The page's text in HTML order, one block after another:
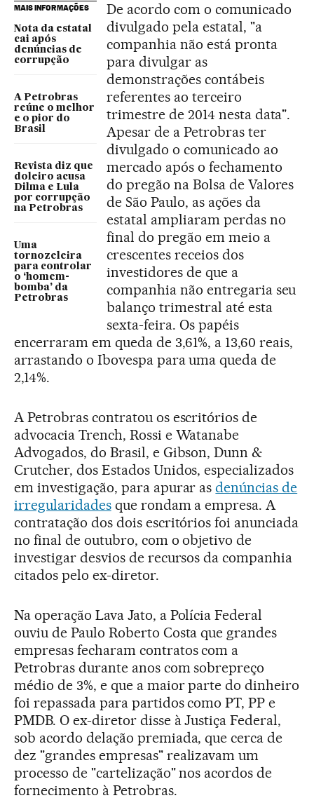
MAIS INFORMAÇÕES
Nota da estatal
cai após
denúncias de
corrupção
A Petrobras
reúne o melhor
e o pior do
Brasil
Revista diz que
doleiro acusa
Dilma e Lula
por corrupção
na Petrobras
Uma
tornozeleira
para controlar
o ‘homem-
bomba’ da
Petrobras
De acordo com o comunicado
divulgado pela estatal, "a
companhia não está pronta
para divulgar as
demonstrações contábeis
referentes ao terceiro
trimestre de 2014 nesta data".
Apesar de a Petrobras ter
divulgado o comunicado ao
mercado após o fechamento
do pregão na Bolsa de Valores
de São Paulo, as ações da
estatal ampliaram perdas no
final do pregão em meio a
crescentes receios dos
investidores de que a
companhia não entregaria seu
balanço trimestral até esta
sexta-feira. Os papéis
encerraram em queda de 3,61%, a 13,60 reais,
arrastando o Ibovespa para uma queda de
2,14%.
A Petrobras contratou os escritórios de
advocacia Trench, Rossi e Watanabe
Advogados, do Brasil, e Gibson, Dunn &
Crutcher, dos Estados Unidos, especializados
em investigação, para apurar asdenúncias de
irregularidadesque rondam a empresa. A
contratação dos dois escritórios foi anunciada
no final de outubro, com o objetivo de
investigar desvios de recursos da companhia
citados pelo ex-diretor.
Na operação Lava Jato, a Polícia Federal
ouviu de Paulo Roberto Costa que grandes
empresas fecharam contratos com a
Petrobras durante anos com sobrepreço
médio de 3%, e que a maior parte do dinheiro
foi repassada para partidos como PT, PP e
PMDB. O ex-diretor disse à Justiça Federal,
sob acordo delação premiada, que cerca de
dez "grandes empresas" realizavam um
processo de "cartelização" nos acordos de
fornecimento à Petrobras.